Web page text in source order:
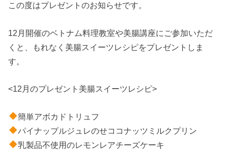
この度はプレゼントのお知らせです。
12月開催のベトナム料理教室や美腸講座にご参加いただ
くと、もれなく美腸スイーツレシピをプレゼントしま
す。
<12月のプレゼント美腸スイーツレシピ>
簡単アボカドトリュフ
パイナップルジュレのせココナッツミルクプリン
乳製品不使用のレモンレアチーズケーキ